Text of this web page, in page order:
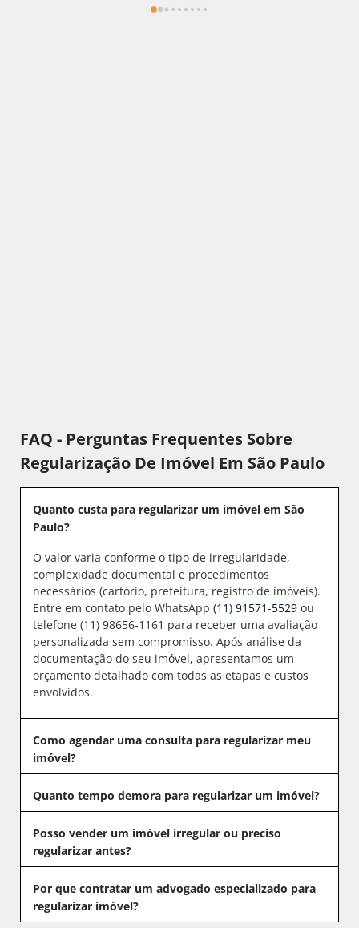
FAQ - Perguntas Frequentes Sobre
Regularização De Imóvel Em São Paulo
Quanto custa para regularizar um imóvel em São
Paulo?
O valor varia conforme o tipo de irregularidade,
complexidade documental e procedimentos
necessários (cartório, prefeitura, registro de imóveis).
Entre em contato pelo WhatsApp (11) 91571-5529 ou
telefone (11) 98656-1161 para receber uma avaliação
personalizada sem compromisso. Após análise da
documentação do seu imóvel, apresentamos um
orçamento detalhado com todas as etapas e custos
envolvidos.
Como agendar uma consulta para regularizar meu
imóvel?
Quanto tempo demora para regularizar um imóvel?
Posso vender um imóvel irregular ou preciso
regularizar antes?
Por que contratar um advogado especializado para
regularizar imóvel?